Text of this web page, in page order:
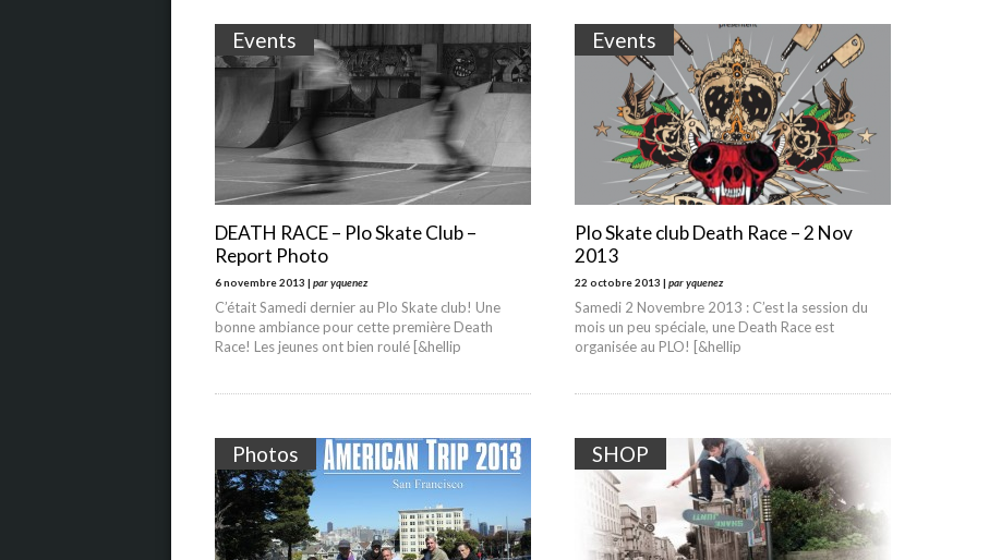
Events
DEATH RACE – Plo Skate Club –
Report Photo
6 novembre 2013 | par yquenez
C’était Samedi dernier au Plo Skate club! Une
bonne ambiance pour cette première Death
Race! Les jeunes ont bien roulé [&hellip
Events
Plo Skate club Death Race – 2 Nov
2013
22 octobre 2013 | par yquenez
Samedi 2 Novembre 2013 : C’est la session du
mois un peu spéciale, une Death Race est
organisée au PLO! [&hellip
Photos SHOP